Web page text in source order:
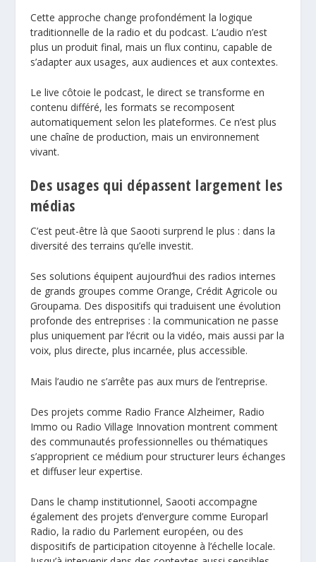
Cette approche change profondément la logique
traditionnelle de la radio et du podcast. L’audio n’est
plus un produit final, mais un flux continu, capable de
s’adapter aux usages, aux audiences et aux contextes.
Le live côtoie le podcast, le direct se transforme en
contenu différé, les formats se recomposent
automatiquement selon les plateformes. Ce n’est plus
une chaîne de production, mais un environnement
vivant.
Des usages qui dépassent largement les
médias
C’est peut-être là que Saooti surprend le plus : dans la
diversité des terrains qu’elle investit.
Ses solutions équipent aujourd’hui des radios internes
de grands groupes comme Orange, Crédit Agricole ou
Groupama. Des dispositifs qui traduisent une évolution
profonde des entreprises : la communication ne passe
plus uniquement par l’écrit ou la vidéo, mais aussi par la
voix, plus directe, plus incarnée, plus accessible.
Mais l’audio ne s’arrête pas aux murs de l’entreprise.
Des projets comme Radio France Alzheimer, Radio
Immo ou Radio Village Innovation montrent comment
des communautés professionnelles ou thématiques
s’approprient ce médium pour structurer leurs échanges
et diffuser leur expertise.
Dans le champ institutionnel, Saooti accompagne
également des projets d’envergure comme Europarl
Radio, la radio du Parlement européen, ou des
dispositifs de participation citoyenne à l’échelle locale.